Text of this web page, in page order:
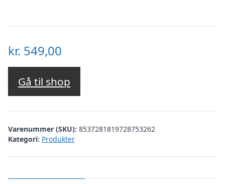
kr. 549,00
Gå til shop
Varenummer (SKU): 8537281819728753262
Kategori: Produkter